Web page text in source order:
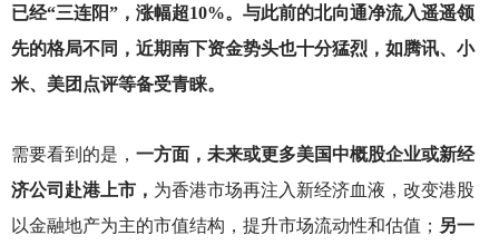
已经“三连阳”，涨幅超10%。与此前的北向通净流入遥遥领
先的格局不同，近期南下资金势头也十分猛烈，如腾讯、小
米、美团点评等备受青睐。
需要看到的是， 一方面，未来或更多美国中概股企业或新经
济公司赴港上市， 为香港市场再注入新经济血液，改变港股
以金融地产为主的市值结构，提升市场流动性和估值； 另一